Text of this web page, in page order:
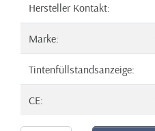
Hersteller Kontakt:
Marke:
Tintenfüllstandsanzeige:
CE: